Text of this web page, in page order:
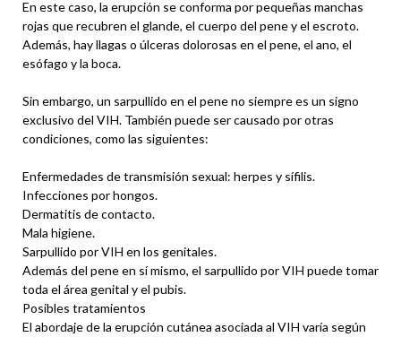
En este caso, la erupción se conforma por pequeñas manchas
rojas que recubren el glande, el cuerpo del pene y el escroto.
Además, hay llagas o úlceras dolorosas en el pene, el ano, el
esófago y la boca.
Sin embargo, un sarpullido en el pene no siempre es un signo
exclusivo del VIH. También puede ser causado por otras
condiciones, como las siguientes:
Enfermedades de transmisión sexual: herpes y sífilis.
Infecciones por hongos.
Dermatitis de contacto.
Mala higiene.
Sarpullido por VIH en los genitales.
Además del pene en sí mismo, el sarpullido por VIH puede tomar
toda el área genital y el pubis.
Posibles tratamientos
El abordaje de la erupción cutánea asociada al VIH varía según